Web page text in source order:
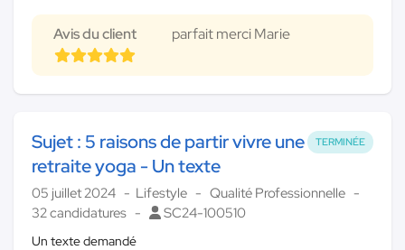
Avis du client parfait merci Marie
TERMINÉE
Sujet : 5 raisons de partir vivre une
retraite yoga - Un texte
05 juillet 2024 Lifestyle
Qualité Professionnelle
32 candidatures
SC24-100510
Un texte demandé